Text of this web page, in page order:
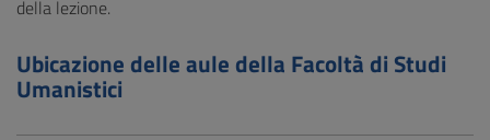
della lezione.
Ubicazione delle aule della Facoltà di Studi
Umanistici